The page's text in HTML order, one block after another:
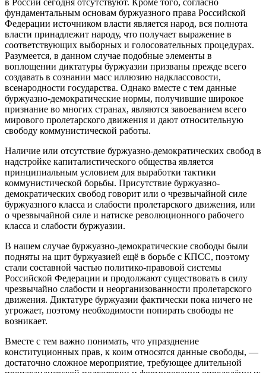
фундаментальным основам буржуазного права Российской
Федерации источником власти является народ, вся полнота
власти принадлежит народу, что получает выражение в
соответствующих выборных и голосовательных процедурах.
Разумеется, в данном случае подобные элементы в
воплощении диктатуры буржуазии призваны прежде всего
создавать в сознании масс иллюзию надклассовости,
всенародности государства. Однако вместе с тем данные
буржуазно-демократические нормы, получившие широкое
признание во многих странах, являются завоеванием всего
мирового пролетарского движения и дают относительную
свободу коммунистической работы.
Наличие или отсутствие буржуазно-демократических свобод в
надстройке капиталистического общества является
принципиальным условием для выработки тактики
коммунистической борьбы. Присутствие буржуазно-
демократических свобод говорит или о чрезвычайной силе
буржуазного класса и слабости пролетарского движения, или
о чрезвычайной силе и натиске революционного рабочего
класса и слабости буржуазии.
В нашем случае буржуазно-демократические свободы были
подняты на щит буржуазией ещё в борьбе с КПСС, поэтому
стали составной частью политико-правовой системы
Российской Федерации и продолжают существовать в силу
чрезвычайно слабости и неорганизованности пролетарского
движения. Диктатуре буржуазии фактически пока ничего не
угрожает, поэтому необходимости попирать свободы не
возникает.
Вместе с тем важно понимать, что упразднение
конституционных прав, к коим относятся данные свободы, —
достаточно сложное мероприятие, требующее длительной